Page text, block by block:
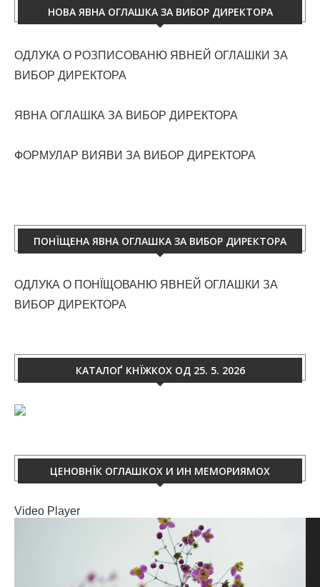
НОВА ЯВНА ОГЛАШКА ЗА ВИБОР ДИРЕКТОРА
ОДЛУКА О РОЗПИСОВАНЮ ЯВНЕЙ ОГЛАШКИ ЗА
ВИБОР ДИРЕКТОРА
ЯВНА ОГЛАШКА ЗА ВИБОР ДИРЕКТОРА
ФОРМУЛАР ВИЯВИ ЗА ВИБОР ДИРЕКТОРА
ПОНЇЩЕНА ЯВНА ОГЛАШКА ЗА ВИБОР ДИРЕКТОРА
ОДЛУКА О ПОНЇЩОВАНЮ ЯВНЕЙ ОГЛАШКИ ЗА
ВИБОР ДИРЕКТОРА
КАТАЛОҐ КНЇЖКОХ ОД 25. 5. 2026
ЦЕНОВНЇК ОГЛАШКОХ И ИН МЕМОРИЯМОХ
Video Player